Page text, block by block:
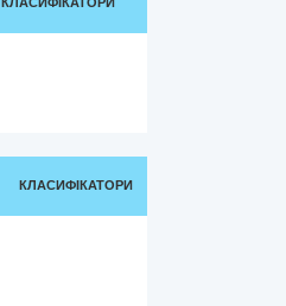
КЛАСИФІКАТОРИ